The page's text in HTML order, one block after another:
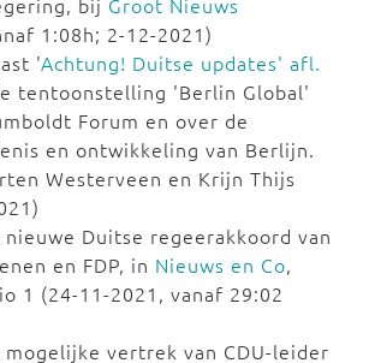
bij Groot Nieuws
1:08h; 2-12-2021)
'Achtung! Duitse updates' afl.
tentoonstelling 'Berlin Global'
Forum en over de
en ontwikkeling van Berlijn.
Westerveen en Krijn Thijs
Duitse regeerakkoord van
en FDP, in Nieuws en Co,
1 (24-11-2021, vanaf 29:02
vertrek van CDU-leider